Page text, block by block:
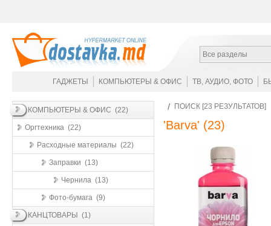
Все разделы
ГАДЖЕТЫ КОМПЬЮТЕРЫ & ОФИС ТВ, АУДИО, ФОТО
КОМПЬЮТЕРЫ & ОФИС (22)
Оргтехника (22)
Расходные материалы (22)
Заправки (13)
Чернила (13)
Фото-бумага (9)
КАНЦТОВАРЫ (1)
ПОИСК [23 РЕЗУЛЬТАТОВ]
'Barva' (23)